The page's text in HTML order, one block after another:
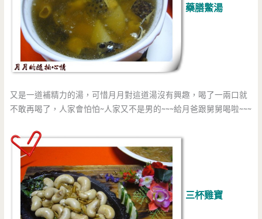
藥膳鱉湯
又是一道補精力的湯，可惜月月對這道湯沒有興趣，喝了一兩口就
不敢再喝了，人家會怕怕~人家又不是男的~~~給月爸跟舅舅喝啦~~~
三杯雞寶